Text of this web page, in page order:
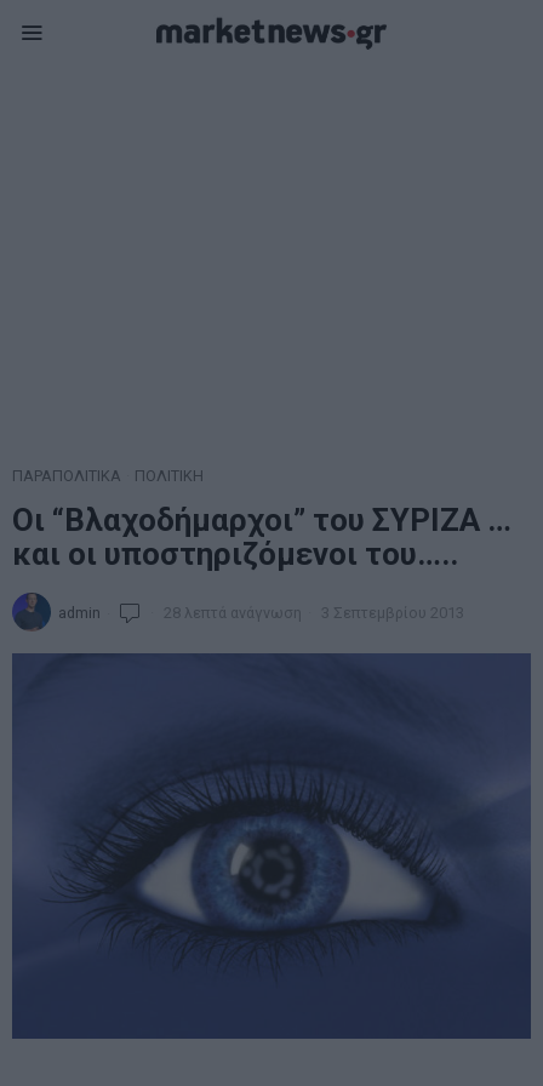
ΠΑΡΑΠΟΛΙΤΙΚΑ ΠΟΛΙΤΙΚΗ
Οι “Βλαχοδήμαρχοι” του ΣΥΡΙΖΑ …
και οι υποστηριζόμενοι του…..
admin 28 λεπτά ανάγνωση 3 Σεπτεμβρίου 2013